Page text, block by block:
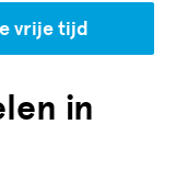
vrije tijd
in